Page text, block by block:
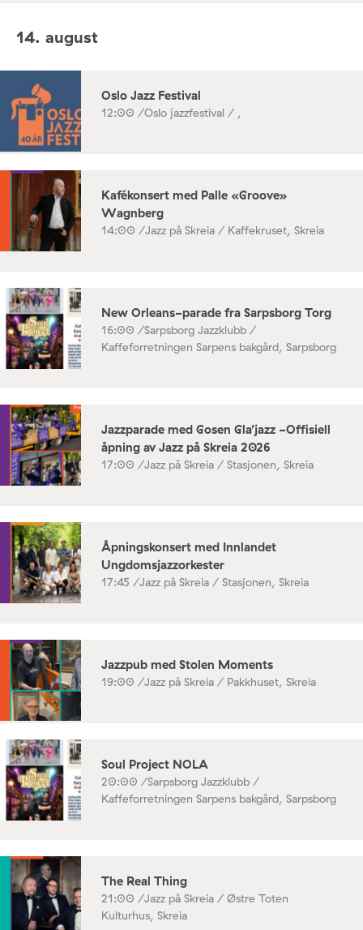
14. august
Oslo Jazz Festival
12:00 /Oslo jazzfestival / ,
Kafékonsert med Palle «Groove»
Wagnberg
14:00 /Jazz på Skreia / Kaffekruset, Skreia
New Orleans-parade fra Sarpsborg Torg
16:00 /Sarpsborg Jazzklubb /
Kaffeforretningen Sarpens bakgård, Sarpsborg
Jazzparade med Gosen Gla’jazz -Offisiell
åpning av Jazz på Skreia 2026
17:00 /Jazz på Skreia / Stasjonen, Skreia
Åpningskonsert med Innlandet
Ungdomsjazzorkester
17:45 /Jazz på Skreia / Stasjonen, Skreia
Jazzpub med Stolen Moments
19:00 /Jazz på Skreia / Pakkhuset, Skreia
Soul Project NOLA
20:00 /Sarpsborg Jazzklubb /
Kaffeforretningen Sarpens bakgård, Sarpsborg
The Real Thing
21:00 /Jazz på Skreia / Østre Toten
Kulturhus, Skreia